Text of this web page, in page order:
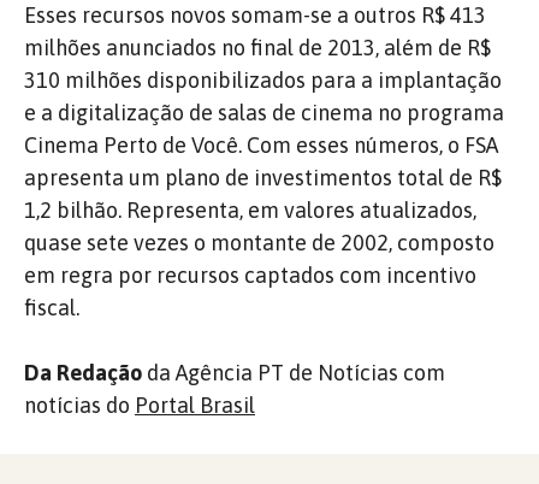
Esses recursos novos somam-se a outros R$ 413
milhões anunciados no final de 2013, além de R$
310 milhões disponibilizados para a implantação
e a digitalização de salas de cinema no programa
Cinema Perto de Você. Com esses números, o FSA
apresenta um plano de investimentos total de R$
1,2 bilhão. Representa, em valores atualizados,
quase sete vezes o montante de 2002, composto
em regra por recursos captados com incentivo
fiscal.
Da Redação da Agência PT de Notícias com
notícias do Portal Brasil